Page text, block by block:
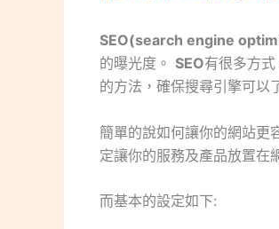
SEO(search engine
的曝光度。 SEO有很多方
的方法，確保搜尋引擎可以
簡單的說如何讓你的網站更
定讓你的服務及產品放置在
而基本的設定如下: